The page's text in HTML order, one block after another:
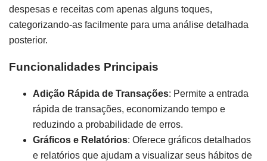
despesas e receitas com apenas alguns toques,
categorizando-as facilmente para uma análise detalhada
posterior.
Funcionalidades Principais
Adição Rápida de Transações: Permite a entrada
rápida de transações, economizando tempo e
reduzindo a probabilidade de erros.
Gráficos e Relatórios: Oferece gráficos detalhados
e relatórios que ajudam a visualizar seus hábitos de